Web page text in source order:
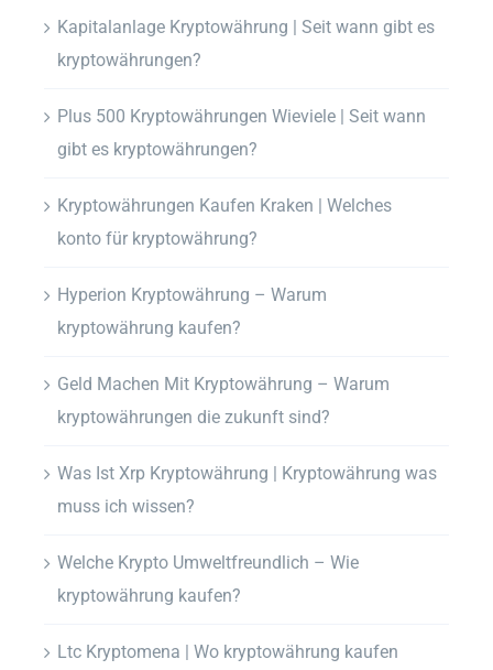
Kapitalanlage Kryptowährung | Seit wann gibt es
kryptowährungen?
Plus 500 Kryptowährungen Wieviele | Seit wann
gibt es kryptowährungen?
Kryptowährungen Kaufen Kraken | Welches
konto für kryptowährung?
Hyperion Kryptowährung – Warum
kryptowährung kaufen?
Geld Machen Mit Kryptowährung – Warum
kryptowährungen die zukunft sind?
Was Ist Xrp Kryptowährung | Kryptowährung was
muss ich wissen?
Welche Krypto Umweltfreundlich – Wie
kryptowährung kaufen?
Ltc Kryptomena | Wo kryptowährung kaufen